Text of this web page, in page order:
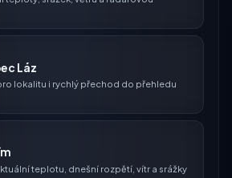
Láz
lokalitu i rychlý přechod do přehledu
teplotu, dnešní rozpětí, vítr a srážky